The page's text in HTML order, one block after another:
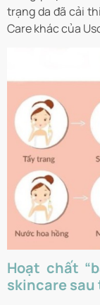
trạng da đã cải
Care khác của
Hoạt chất
skincare